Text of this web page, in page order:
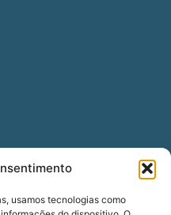
usamos tecnologias como